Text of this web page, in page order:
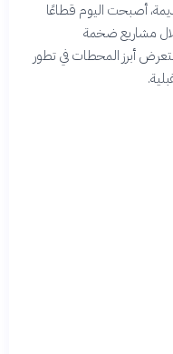
أصبحت اليوم قطاعًا
مشاريع ضخمة
أبرز المحطات في تطور